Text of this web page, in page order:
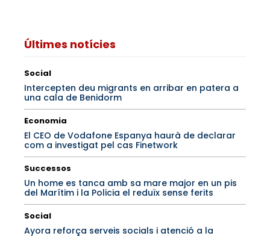
Últimes notícies
Social
Intercepten deu migrants en arribar en patera a
una cala de Benidorm
Economia
El CEO de Vodafone Espanya haurà de declarar
com a investigat pel cas Finetwork
Successos
Un home es tanca amb sa mare major en un pis
del Marítim i la Policia el reduïx sense ferits
Social
Ayora reforça serveis socials i atenció a la